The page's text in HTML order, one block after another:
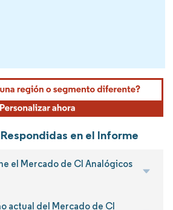
en el Informe
el Mercado de CI Analógicos
actual del Mercado de CI